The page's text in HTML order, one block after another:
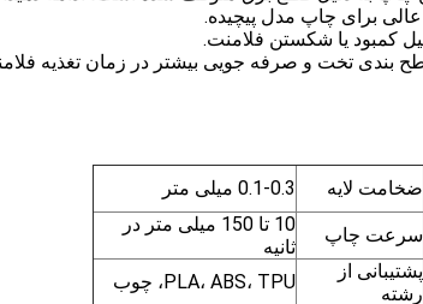
ضخامت لایه 0.1-0.3 میلی متر
سرعت چاپ
10 تا 150 میلی متر در
ثانیه
پشتیبانی از
رشته
PLA، ABS، TPU، چوب